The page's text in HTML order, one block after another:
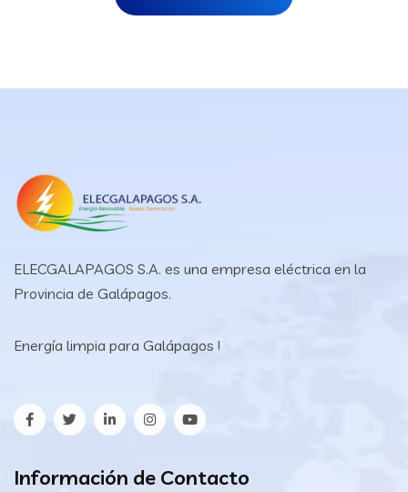
ELECGALAPAGOS S.A. es una empresa eléctrica en la
Provincia de Galápagos.
Energía limpia para Galápagos !
Información de Contacto